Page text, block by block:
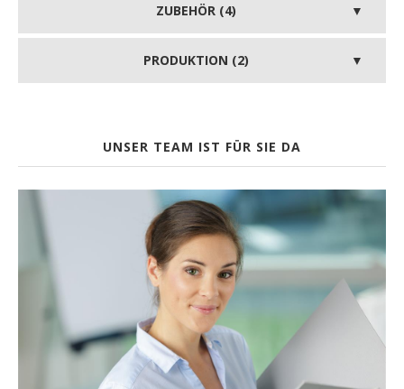
ZUBEHÖR (4)
PRODUKTION (2)
UNSER TEAM IST FÜR SIE DA